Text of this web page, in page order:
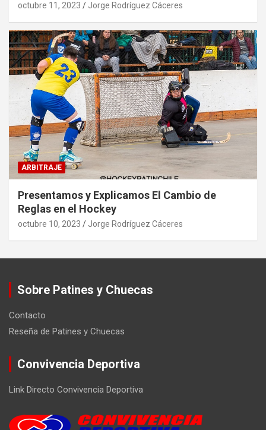
octubre 11, 2023 Jorge Rodríguez Cáceres
ARBITRAJE
Presentamos y Explicamos El Cambio de
Reglas en el Hockey
octubre 10, 2023 Jorge Rodríguez Cáceres
Sobre Patines y Chuecas
Contacto
Reseña de Patines y Chuecas
Convivencia Deportiva
Link Directo Convivencia Deportiva